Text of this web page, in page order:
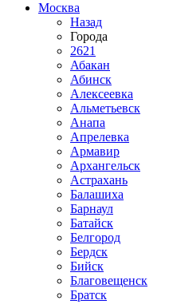
Москва
Назад
Города
2621
Абакан
Абинск
Алексеевка
Альметьевск
Анапа
Апрелевка
Армавир
Архангельск
Астрахань
Балашиха
Барнаул
Батайск
Белгород
Бердск
Бийск
Благовещенск
Братск